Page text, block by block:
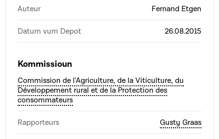
Auteur Fernand Etgen
Datum vum Depot 26.08.2015
Kommissioun
Commission de l'Agriculture, de la Viticulture, du
Développement rural et de la Protection des
consommateurs
Rapporteurs Gusty Graas